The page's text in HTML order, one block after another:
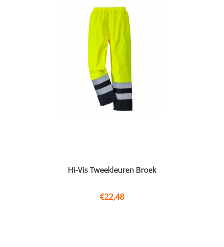
Hi-Vis Tweekleuren Broek
€22,48